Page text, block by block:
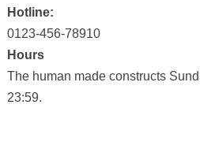
Hotline:
0123-456-78910
Hours
The human made constructs
23:59.